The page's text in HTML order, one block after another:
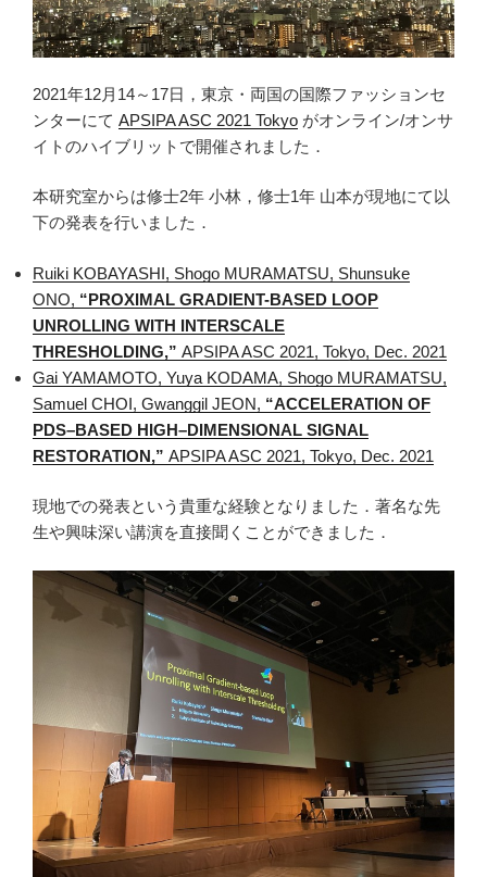
2021年12月14～17日，東京・両国の国際ファッションセ
ンターにて APSIPA ASC 2021 Tokyo がオンライン/オンサ
イトのハイブリットで開催されました．
本研究室からは修士2年 小林，修士1年 山本が現地にて以
下の発表を行いました．
Ruiki KOBAYASHI, Shogo MURAMATSU, Shunsuke
ONO, “PROXIMAL GRADIENT-BASED LOOP
UNROLLING WITH INTERSCALE
THRESHOLDING,” APSIPA ASC 2021, Tokyo, Dec. 2021
Gai YAMAMOTO, Yuya KODAMA, Shogo MURAMATSU,
Samuel CHOI, Gwanggil JEON, “ACCELERATION OF
PDS–BASED HIGH–DIMENSIONAL SIGNAL
RESTORATION,” APSIPA ASC 2021, Tokyo, Dec. 2021
現地での発表という貴重な経験となりました．著名な先
生や興味深い講演を直接聞くことができました．